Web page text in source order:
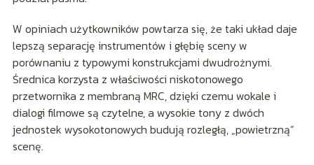
W opiniach użytkowników powtarza się, że taki układ daje
lepszą separację instrumentów i głębię sceny w
porównaniu z typowymi konstrukcjami dwudrożnymi.
Średnica korzysta z właściwości niskotonowego
przetwornika z membraną MRC, dzięki czemu wokale i
dialogi filmowe są czytelne, a wysokie tony z dwóch
jednostek wysokotonowych budują rozległą, „powietrzną”
scenę.